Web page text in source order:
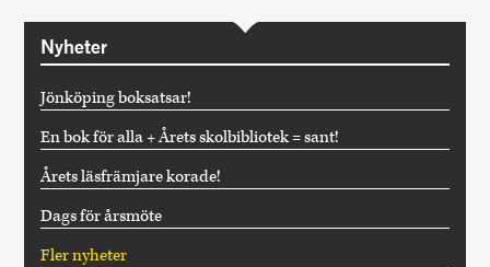
Nyheter
Jönköping boksatsar!
En bok för alla + Årets skolbibliotek = sant!
Årets läsfrämjare korade!
Dags för årsmöte
Fler nyheter